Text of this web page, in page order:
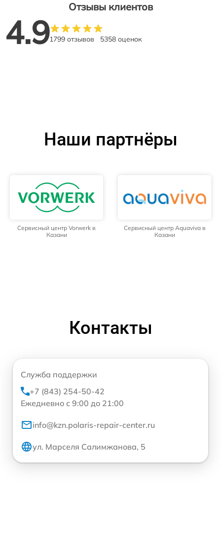
Отзывы клиентов
4.91799 отзывов 5358 оценок
Наши партнёры
Сервисный центр Vorwerk в
Казани
Сервисный центр Aquaviva в
Казани
Контакты
Служба поддержки
+7 (843) 254-50-42
Ежедневно с 9:00 до 21:00
info@kzn.polaris-repair-center.ru
ул. Марселя Салимжанова, 5